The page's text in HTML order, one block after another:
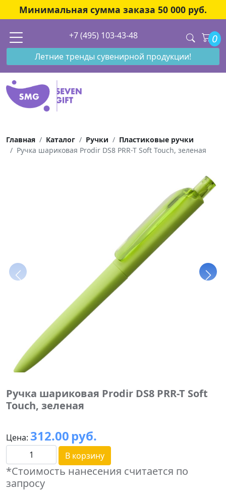
Минимальная сумма заказа 50 000 руб.
+7 (495) 103-43-48 0
Летние тренды сувенирной продукции!
Главная Каталог Ручки
Пластиковые ручки
Ручка шариковая Prodir DS8 PRR-T Soft Touch, зеленая
Ручка шариковая Prodir DS8 PRR-T Soft
Touch, зеленая
Цена: 312.00 руб.
В корзину
*Стоимость нанесения считается по
запросу